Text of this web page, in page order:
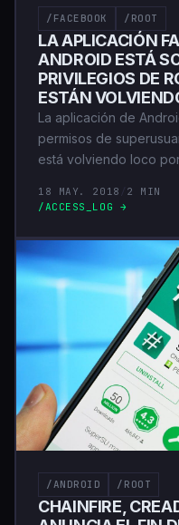
/FACEBOOK /ROOT
LA APLICACIÓN
ANDROID ESTÁ
PRIVILEGIOS DE
ESTÁN
La aplicación de
permisos de
está volviendo loco
18 MAY. 2018
2 MIN
/ACCESS_LOG →
/ANDROID /ROOT
CHAINFIRE,